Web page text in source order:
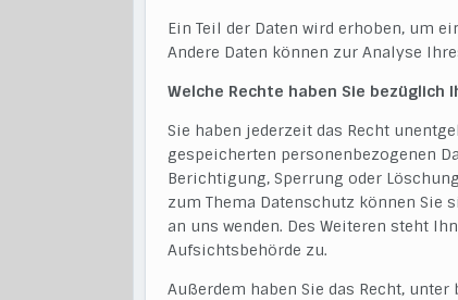
Ein Teil der Daten wird erhoben, um
Andere Daten können zur Analyse
Welche Rechte haben Sie bezüglich
Sie haben jederzeit das Recht
gespeicherten personenbezogenen
Berichtigung, Sperrung oder
zum Thema Datenschutz können Sie
an uns wenden. Des Weiteren steht
Aufsichtsbehörde zu.
Außerdem haben Sie das Recht,